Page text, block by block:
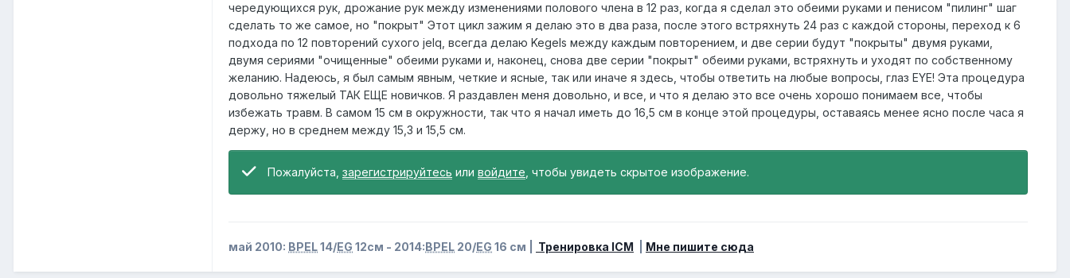
чередующихся рук, дрожание рук между изменениями полового члена в 12 раз, когда я сделал это обеими руками и пенисом "пилинг" шаг
сделать то же самое, но "покрыт" Этот цикл зажим я делаю это в два раза, после этого встряхнуть 24 раз с каждой стороны, переход к 6
подхода по 12 повторений сухого jelq, всегда делаю Kegels между каждым повторением, и две серии будут "покрыты" двумя руками,
двумя сериями "очищенные" обеими руками и, наконец, снова две серии "покрыт" обеими руками, встряхнуть и уходят по собственному
желанию. Надеюсь, я был самым явным, четкие и ясные, так или иначе я здесь, чтобы ответить на любые вопросы, глаз EYE! Эта процедура
довольно тяжелый ТАК ЕЩЕ новичков. Я раздавлен меня довольно, и все, и что я делаю это все очень хорошо понимаем все, чтобы
избежать травм. В самом 15 см в окружности, так что я начал иметь до 16,5 см в конце этой процедуры, оставаясь менее ясно после часа я
держу, но в среднем между 15,3 и 15,5 см.
Пожалуйста, зарегистрируйтесь или войдите , чтобы увидеть скрытое изображение.
май 2010: BPEL14/EG 12см - 2014:BPEL 20/EG 16 см | Тренировка ICM Мне пишите сюда